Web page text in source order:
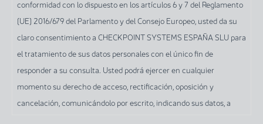
sus
datos
mediante
este
formulario,
de
conformidad con lo dispuesto en los artículos 6 y 7 del Reglamento
(UE) 2016/679 del Parlamento y del Consejo Europeo, usted da su
claro consentimiento a CHECKPOINT SYSTEMS ESPAÑA SLU para
el tratamiento de sus datos personales con el único fin de
responder a su consulta. Usted podrá ejercer en cualquier
momento su derecho de acceso, rectificación, oposición y
cancelación, comunicándolo por escrito, indicando sus datos, a